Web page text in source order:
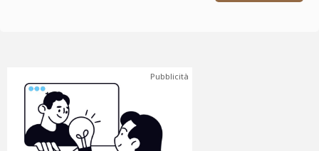
Pubblicità